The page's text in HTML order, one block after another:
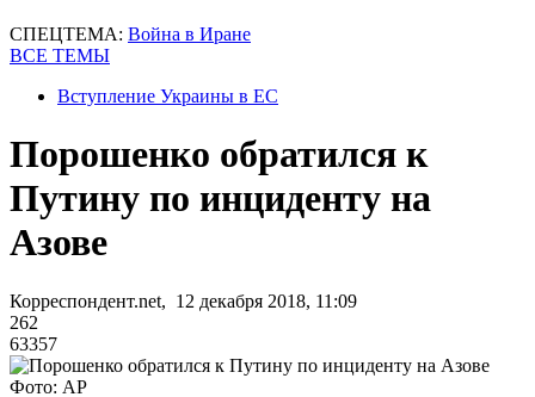
СПЕЦТЕМА: Война в Иране
ВСЕ ТЕМЫ
Вступление Украины в ЕС
Порошенко обратился к
Путину по инциденту на
Азове
Корреспондент.net, 12 декабря 2018, 11:09
262
63357
Фото: AP